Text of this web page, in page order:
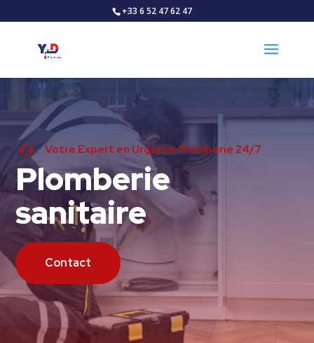
+33 6 52 47 62 47
Votre Expert en Urgence Plomberie 24/7
Plomberie
sanitaire
Contact